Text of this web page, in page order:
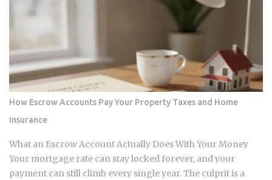
hike, or is your risk profile doing most of the damage?
Insurers price risk using claims data, credit-based
insurance scores, home age, and location, all blended
together. A single claim can push your premium up 10% to
40% , and where you land in that range depends heavily on
what kind of loss you filed. You won't see the increase right
away. It shows up at policy renewal , not the moment the
claim gets paid. Claims history sticks around on your record
for years. Even after the repair is long finished, that claim
can still be quietly pushing your rate up. Not all claims are
equal. Water damage, fire, and liability claims move ...
How Escrow Accounts Pay Your Property Taxes and Home
Insurance
What an Escrow Account Actually Does With Your Money
Your mortgage rate can stay locked forever, and your
payment can still climb every single year. The culprit is a